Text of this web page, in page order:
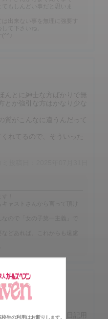
生の利用はお断りします。
んとに紳士な方ばかりで無
とか強引な方はかなり少な
質がこんなに違うんだって
れてるので、そういった
やストレッチ、写メ日記用